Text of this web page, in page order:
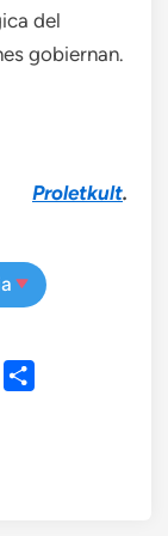
del
gobiernan.
Proletkult.
Copy